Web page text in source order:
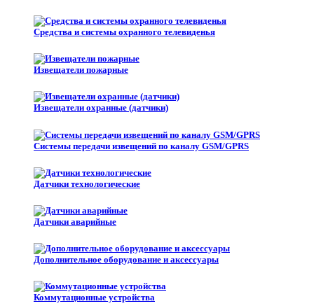
Средства и системы охранного телевиденья
Извещатели пожарные
Извещатели охранные (датчики)
Системы передачи извещений по каналу GSM/GPRS
Датчики технологические
Датчики аварийные
Дополнительное оборудование и аксессуары
Коммутационные устройства